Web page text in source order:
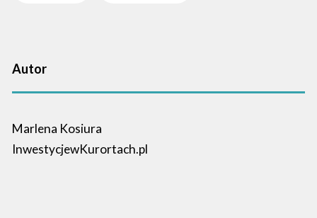
Autor
Marlena Kosiura
InwestycjewKurortach.pl